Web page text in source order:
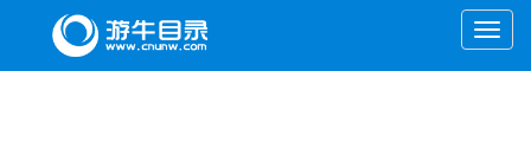
Toggle